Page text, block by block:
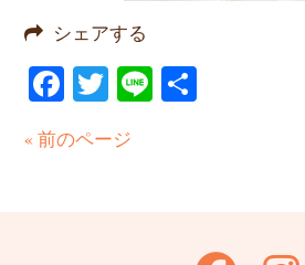
シェアする
Facebook
Twitter
Line
« 前のページ